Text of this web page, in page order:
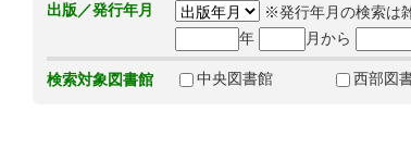
出版／発行年月
※発行年月の検索は
年
月から
検索対象図書館 中央図書館 西部図